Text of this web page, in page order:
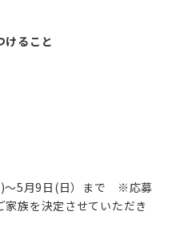
けること
～5月9日(日）まで ※応募
族を決定させていただき